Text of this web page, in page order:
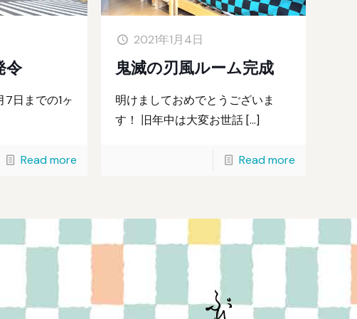
令
7日までの1ヶ
Read more
2021年1月4日
鬼滅の刃風ルーム完成
明けましておめでとうございま
す！ 旧年中は大変お世話[…]
Read more